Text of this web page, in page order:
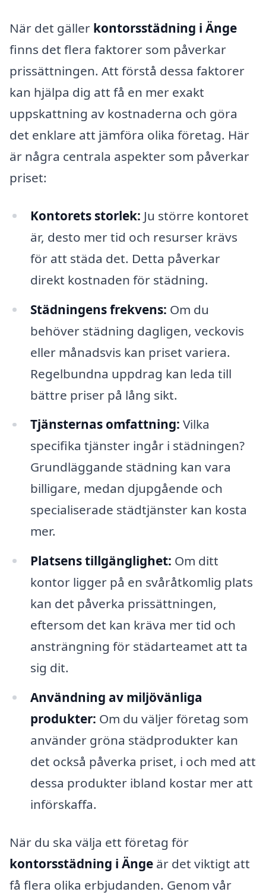
När det gäller kontorsstädning i Änge
finns det flera faktorer som påverkar
prissättningen. Att förstå dessa faktorer
kan hjälpa dig att få en mer exakt
uppskattning av kostnaderna och göra
det enklare att jämföra olika företag. Här
är några centrala aspekter som påverkar
priset:
Kontorets storlek: Ju större kontoret
är, desto mer tid och resurser krävs
för att städa det. Detta påverkar
direkt kostnaden för städning.
Städningens frekvens: Om du
behöver städning dagligen, veckovis
eller månadsvis kan priset variera.
Regelbundna uppdrag kan leda till
bättre priser på lång sikt.
Tjänsternas omfattning: Vilka
specifika tjänster ingår i städningen?
Grundläggande städning kan vara
billigare, medan djupgående och
specialiserade städtjänster kan kosta
mer.
Platsens tillgänglighet: Om ditt
kontor ligger på en svåråtkomlig plats
kan det påverka prissättningen,
eftersom det kan kräva mer tid och
ansträngning för städarteamet att ta
sig dit.
Användning av miljövänliga
produkter: Om du väljer företag som
använder gröna städprodukter kan
det också påverka priset, i och med att
dessa produkter ibland kostar mer att
införskaffa.
När du ska välja ett företag för
kontorsstädning i Änge är det viktigt att
få flera olika erbjudanden. Genom vår